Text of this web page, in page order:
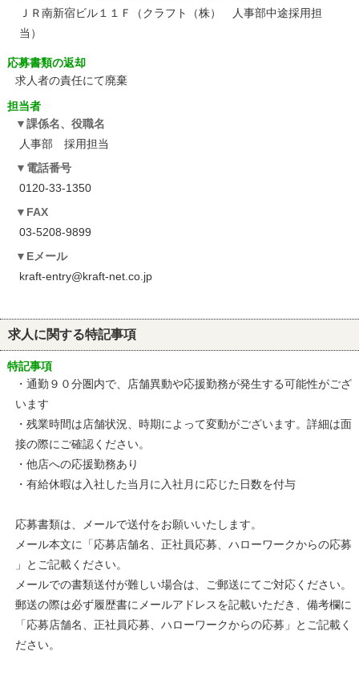
ＪＲ南新宿ビル１１Ｆ（クラフト（株） 人事部中途採用担
当）
応募書類の返却
求人者の責任にて廃棄
担当者
課係名、役職名
人事部 採用担当
電話番号
0120-33-1350
FAX
03-5208-9899
Eメール
kraft-entry@kraft-net.co.jp
求人に関する特記事項
特記事項
・通勤９０分圏内で、店舗異動や応援勤務が発生する可能性がござ
います
・残業時間は店舗状況、時期によって変動がございます。詳細は面
接の際にご確認ください。
・他店への応援勤務あり
・有給休暇は入社した当月に入社月に応じた日数を付与
応募書類は、メールで送付をお願いいたします。
メール本文に「応募店舗名、正社員応募、ハローワークからの応募
」とご記載ください。
メールでの書類送付が難しい場合は、ご郵送にてご対応ください。
郵送の際は必ず履歴書にメールアドレスを記載いただき、備考欄に
「応募店舗名、正社員応募、ハローワークからの応募」とご記載く
ださい。